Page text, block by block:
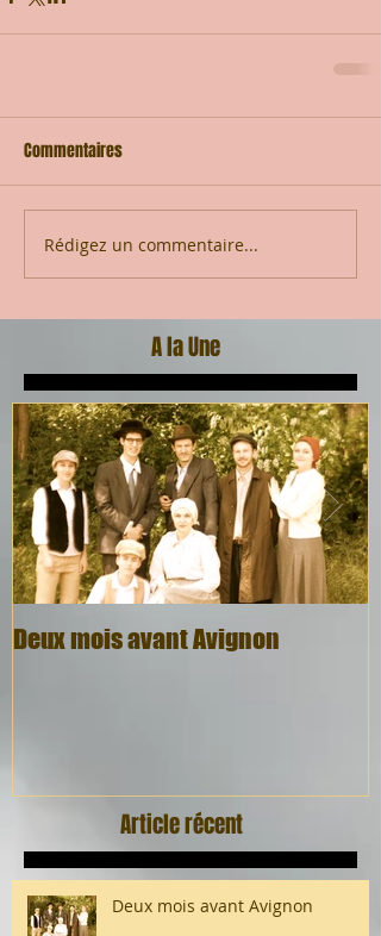
Commentaires
Rédigez un commentaire...
A la Une
Deux mois avant Avignon
Article récent
Deux mois avant Avignon